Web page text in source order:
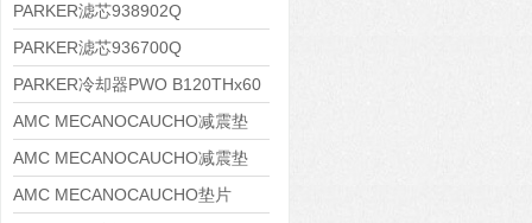
PARKER滤芯938902Q
PARKER滤芯936700Q
PARKER冷却器PWO B120THx60
AMC MECANOCAUCHO减震垫
138552
AMC MECANOCAUCHO减震垫
138551
AMC MECANOCAUCHO垫片